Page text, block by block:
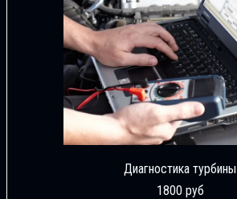
Диагностика турбины
1800 руб